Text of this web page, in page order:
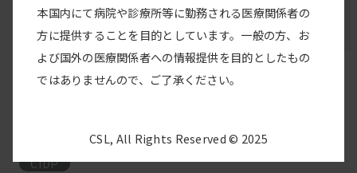
信州大学医学部 脳神経内科，リウマチ・膠原病
内科 教授
関島 良樹 先生の記事
CIDP
本国内にて病院や診療所等に勤務される医療関係者の
方に提供することを目的としています。一般の方、お
よび国外の医療関係者への情報提供を目的としたもの
ではありませんので、ご了承ください。
CSL, All Rights Reserved © 2025